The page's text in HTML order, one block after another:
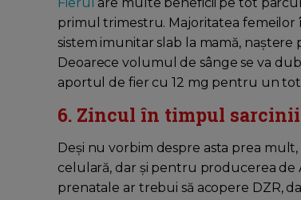
Fierul are multe beneficii pe tot
primul trimestru. Majoritatea femeilor
sistem imunitar slab la mamă,
Deoarece volumul de sânge se va
aportul de fier cu 12 mg pentru un
6. Zincul în timpul sarcinii
Deși nu vorbim despre asta prea
celulară, dar și pentru producerea de
prenatale ar trebui să acopere DZR,